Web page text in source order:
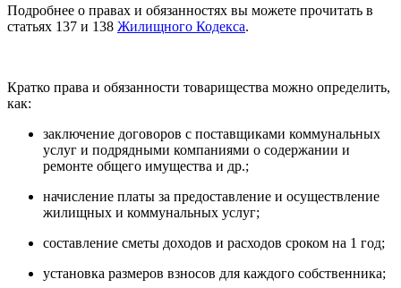
Подробнее о правах и обязанностях вы можете прочитать в
статьях 137 и 138 Жилищного Кодекса.
Кратко права и обязанности товарищества можно определить,
как:
заключение договоров с поставщиками коммунальных
услуг и подрядными компаниями о содержании и
ремонте общего имущества и др.;
начисление платы за предоставление и осуществление
жилищных и коммунальных услуг;
составление сметы доходов и расходов сроком на 1 год;
установка размеров взносов для каждого собственника;